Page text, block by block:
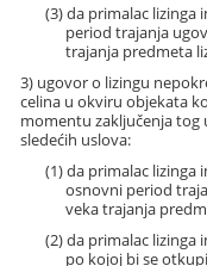
(3) da primalac
period trajanja
trajanja predmeta
3) ugovor o lizingu
celina u okviru objekata
momentu zaključenja tog
sledećih uslova:
(1) da primalac
osnovni period
veka trajanja
(2) da primalac lizinga
po kojoj bi se